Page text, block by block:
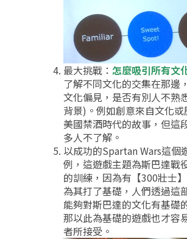
最大挑戰： 怎麼吸引所有文
了解不同文化的交集在那邊
文化偏見，是否有別人不熟
背景)。例如創意來自文化
美國禁酒時代的故事，但這
多人不了解。
以成功的Spartan Wars這個
例，這遊戲主題為斯巴達戰
的訓練，因為有【300壯士
為其打了基礎，人們透過這
能夠對斯巴達的文化有基礎
那以此為基礎的遊戲也才容
者所接受。